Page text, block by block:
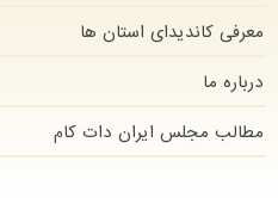
معرفی کاندیدای استان ها
درباره ما
مطالب مجلس ایران دات كام